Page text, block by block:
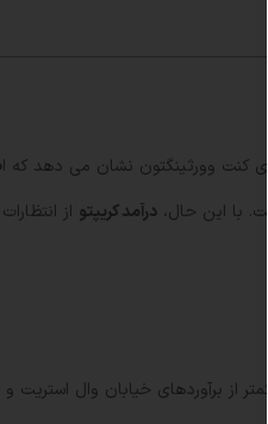
درآمد کریپتو از